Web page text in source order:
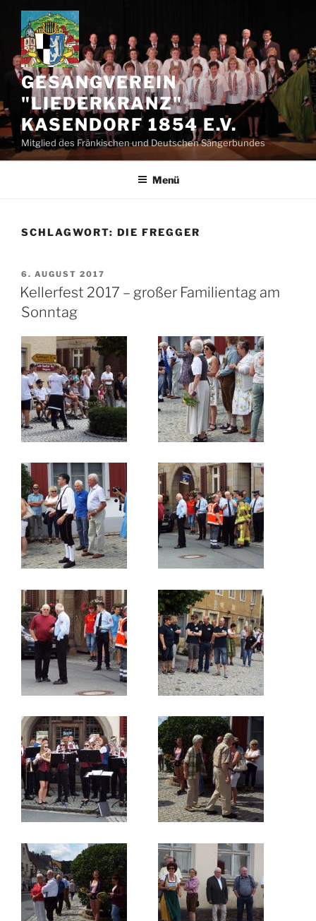
Zum
Inhalt
springen
GESANGVEREIN
"LIEDERKRANZ"
KASENDORF 1854 E.V.
Mitglied des Fränkischen und Deutschen Sängerbundes
Menü
SCHLAGWORT: DIE FREGGER
VERÖFFENTLICHT
AM
6. AUGUST 2017
Kellerfest 2017 – großer Familientag am
Sonntag